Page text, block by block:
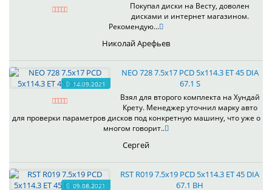
Покупал диски на Весту, доволен
дисками и интернет магазином.
Рекомендую...
Николай Арефьев
14.09.2021
NEO 728 7.5x17 PCD 5x114.3 ET 45 DIA
67.1 S
Взял для второго комплекта на Хундай
Крету. Менеджер уточнил марку авто
для проверки параметров дисков под конкретную машину, что уже о
многом говорит..
Сергей
09.08.2021
RST R019 7.5x19 PCD 5x114.3 ET 45 DIA
67.1 BH